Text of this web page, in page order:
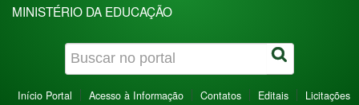
MINISTÉRIO DA EDUCAÇÃO
Início Portal Acesso à Informação Contatos Editais Licitações